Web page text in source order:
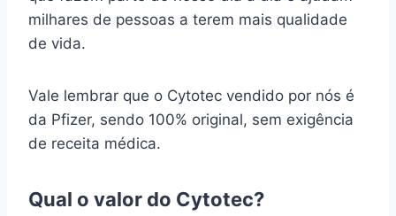
milhares de pessoas a terem mais qualidade
de vida.
Vale lembrar que o Cytotec vendido por nós é
da Pfizer, sendo 100% original, sem exigência
de receita médica.
Qual o valor do Cytotec?